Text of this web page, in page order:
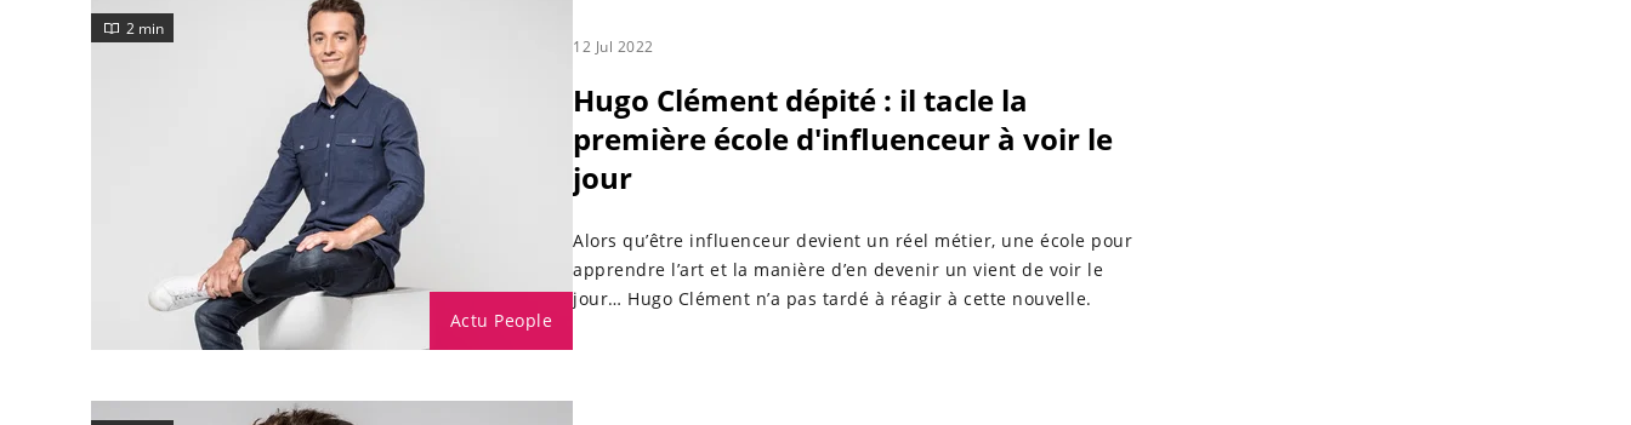
Actu People
2 min
12 Jul 2022
Hugo Clément dépité : il tacle la
première école d'influenceur à voir le
jour
Alors qu’être influenceur devient un réel métier, une école pour
apprendre l’art et la manière d’en devenir un vient de voir le
jour… Hugo Clément n’a pas tardé à réagir à cette nouvelle.